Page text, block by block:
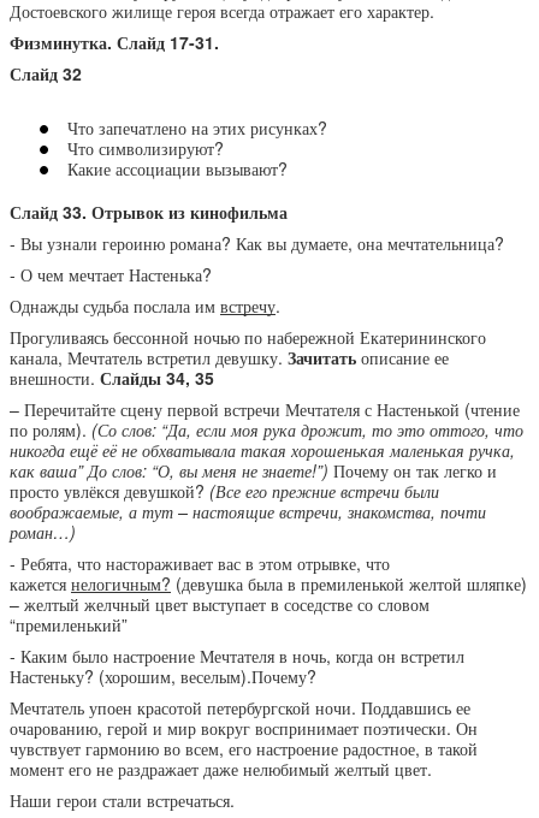
Достоевского жилище героя всегда отражает его характер.
Физминутка. Слайд 17-31.
Слайд 32
Что запечатлено на этих рисунках?
Что символизируют?
Какие ассоциации вызывают?
Слайд 33. Отрывок из кинофильма
- Вы узнали героиню романа? Как вы думаете, она мечтательница?
- О чем мечтает Настенька?
Однажды судьба послала им встречу.
Прогуливаясь бессонной ночью по набережной Екатерининского
канала, Мечтатель встретил девушку. Зачитать описание ее
внешности. Слайды 34, 35
– Перечитайте сцену первой встречи Мечтателя с Настенькой (чтение
по ролям). (Со слов: “Да, если моя рука дрожит, то это оттого, что
никогда ещё её не обхватывала такая хорошенькая маленькая ручка,
как ваша” До слов: “О, вы меня не знаете!”) Почему он так легко и
просто увлёкся девушкой? (Все его прежние встречи были
воображаемые, а тут – настоящие встречи, знакомства, почти
роман…)
- Ребята, что настораживает вас в этом отрывке, что
кажется нелогичным? (девушка была в премиленькой желтой шляпке)
– желтый желчный цвет выступает в соседстве со словом
“премиленький”
- Каким было настроение Мечтателя в ночь, когда он встретил
Настеньку? (хорошим, веселым).Почему?
Мечтатель упоен красотой петербургской ночи. Поддавшись ее
очарованию, герой и мир вокруг воспринимает поэтически. Он
чувствует гармонию во всем, его настроение радостное, в такой
момент его не раздражает даже нелюбимый желтый цвет.
Наши герои стали встречаться.